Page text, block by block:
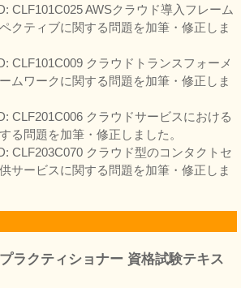
CLF101C025 AWSクラウド導入フレーム
クティブに関する問題を加筆・修正しま
CLF101C009 クラウドトランスフォーメ
ムワークに関する問題を加筆・修正しま
CLF201C006 クラウドサービスにおける
る問題を加筆・修正しました。
CLF203C070 クラウド型のコンタクトセ
サービスに関する問題を加筆・修正しま
ラクティショナー 資格試験テキス